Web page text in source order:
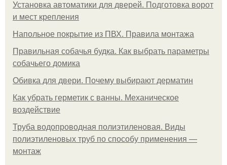
Установка автоматики для дверей. Подготовка ворот
и мест крепления
Напольное покрытие из ПВХ. Правила монтажа
Правильная собачья будка. Как выбрать параметры
собачьего домика
Обивка для двери. Почему выбирают дерматин
Как убрать герметик с ванны. Механическое
воздействие
Труба водопроводная полиэтиленовая. Виды
полиэтиленовых труб по способу применения —
монтаж